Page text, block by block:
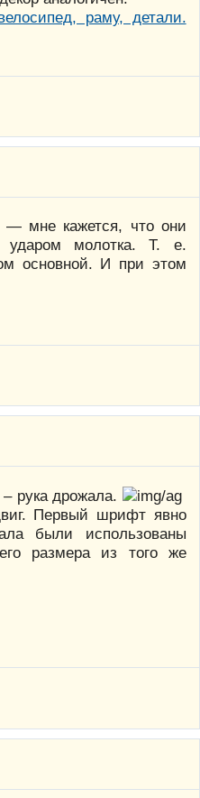
— мне кажется, что они
ударом молотка. Т. е.
основной. И при этом
рука дрожала.
Первый шрифт явно
были использованы
размера из того же